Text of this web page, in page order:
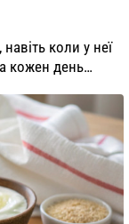
коли у неї
кожен день